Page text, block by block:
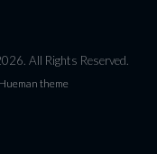
All Rights Reserved.
Hueman theme